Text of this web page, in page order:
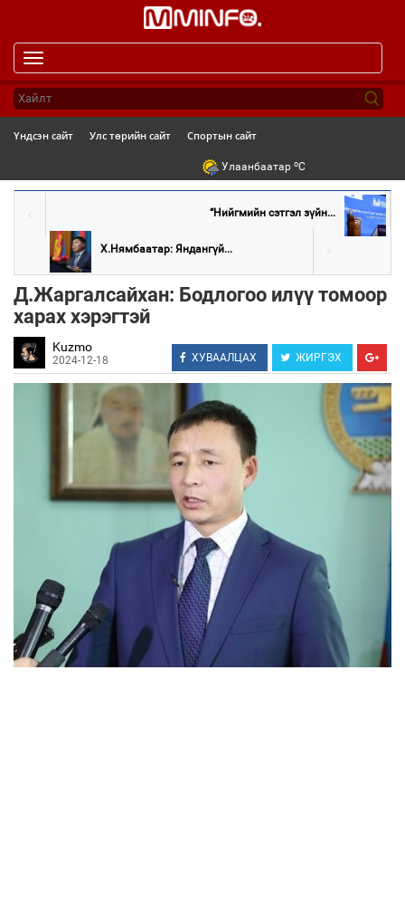
navigation
Үндсэн сайт Улс төрийн сайт Спортын сайт
Улаанбаатар oC
“Нийгмийн сэтгэл зүйн...
Х.Нямбаатар: Яндангүй...
Д.Жаргалсайхан: Бодлогоо илүү томоор
харах хэрэгтэй
Kuzmo
2024-12-18 ХУВААЛЦАХ ЖИРГЭХ